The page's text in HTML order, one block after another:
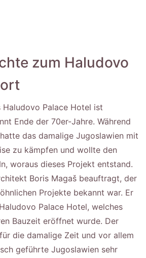
zum Haludovo
Haludovo Palace Hotel ist
Ende der 70er-Jahre. Während
das damalige Jugoslawien mit
zu kämpfen und wollte den
woraus dieses Projekt entstand.
Boris Magaš beauftragt, der
Projekte bekannt war. Er
Palace Hotel, welches
Bauzeit eröffnet wurde. Der
die damalige Zeit und vor allem
geführte Jugoslawien sehr